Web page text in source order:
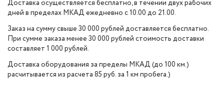
Доставка осуществляется бесплатно, в течении двух рабочих
дней в пределах МКАД ежедневно с 10.00 до 21.00.
Заказ на сумму свыше 30 000 рублей доставляется бесплатно.
При сумме заказа менее 30 000 рублей стоимость доставки
составляет 1 000 рублей.
Доставка оборудования за пределы МКАД (до 100 км.)
расчитывается из расчета 85 руб. за 1 км пробега.)